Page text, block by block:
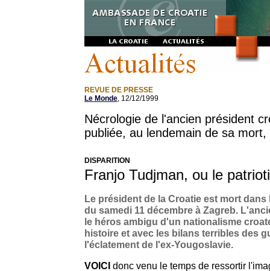
REVUE DE PRESSE
Le Monde, 12/12/1999
Nécrologie de l'ancien président
publiée, au lendemain de sa
DISPARITION
Franjo Tudjman, ou le
Le président de la Croatie est mort
du samedi 11 décembre à Zagreb.
le héros ambigu d'un nationalisme
histoire et avec les bilans terribles des
l'éclatement de l'ex-Yougoslavie.
VOICI donc venu le temps de ressortir